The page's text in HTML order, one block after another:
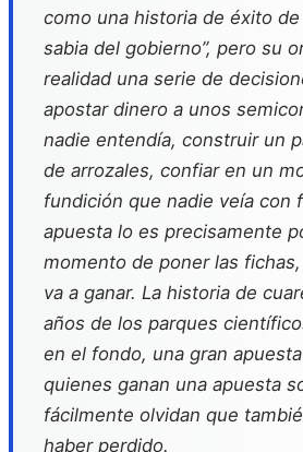
como una historia de éxito de
sabia del gobierno”, pero su
realidad una serie de
apostar dinero a unos
nadie entendía, construir un
de arrozales, confiar en un
fundición que nadie veía con
apuesta lo es precisamente
momento de poner las
va a ganar. La historia de
años de los parques
en el fondo, una gran
quienes ganan una apuesta
fácilmente olvidan que
haber perdido.